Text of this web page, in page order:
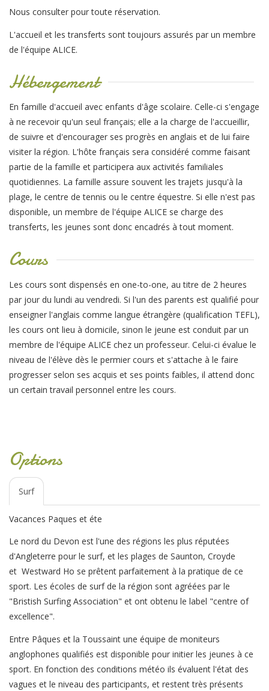
Nous consulter pour toute réservation.
L'accueil et les transferts sont toujours assurés par un membre
de l'équipe ALICE.
Hébergement
En famille d'accueil avec enfants d'âge scolaire. Celle-ci s'engage
à ne recevoir qu'un seul français; elle a la charge de l'accueillir,
de suivre et d'encourager ses progrès en anglais et de lui faire
visiter la région. L'hôte français sera considéré comme faisant
partie de la famille et participera aux activités familiales
quotidiennes. La famille assure souvent les trajets jusqu'à la
plage, le centre de tennis ou le centre équestre. Si elle n'est pas
disponible, un membre de l'équipe ALICE se charge des
transferts, les jeunes sont donc encadrés à tout moment.
Cours
Les cours sont dispensés en one-to-one, au titre de 2 heures
par jour du lundi au vendredi. Si l'un des parents est qualifié pour
enseigner l'anglais comme langue étrangère (qualification TEFL),
les cours ont lieu à domicile, sinon le jeune est conduit par un
membre de l'équipe ALICE chez un professeur. Celui-ci évalue le
niveau de l'élève dès le permier cours et s'attache à le faire
progresser selon ses acquis et ses points faibles, il attend donc
un certain travail personnel entre les cours.
Options
Surf
Vacances Paques et éte
Le nord du Devon est l'une des régions les plus réputées
d'Angleterre pour le surf, et les plages de Saunton, Croyde
et Westward Ho se prêtent parfaitement à la pratique de ce
sport. Les écoles de surf de la région sont agréées par le
"Bristish Surfing Association" et ont obtenu le label "centre of
excellence".
Entre Pâques et la Toussaint une équipe de moniteurs
anglophones qualifiés est disponible pour initier les jeunes à ce
sport. En fonction des conditions météo ils évaluent l'état des
vagues et le niveau des participants, et restent très présents